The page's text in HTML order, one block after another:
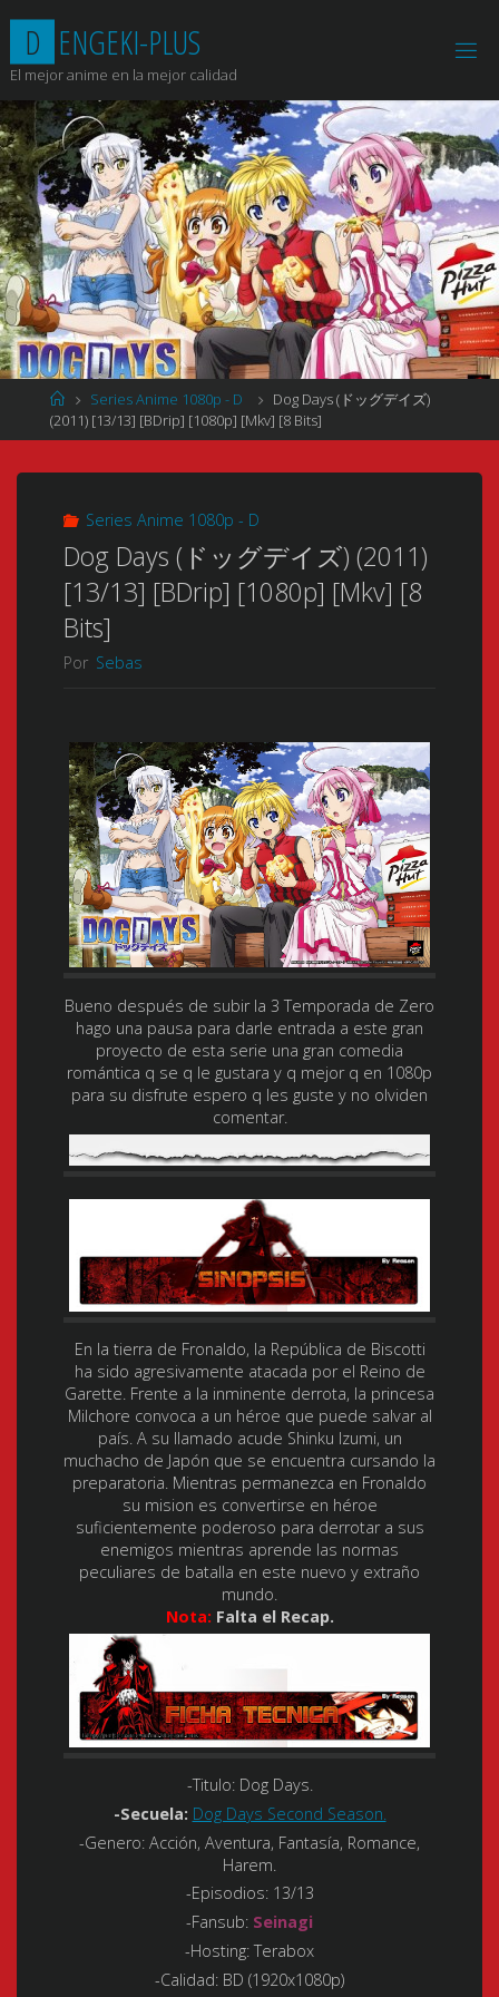
contenido
D ENGEKI-PLUS
El mejor anime en la mejor calidad
Página
de
Inicio
Series Anime 1080p - D
Dog Days (ドッグデイズ)
(2011) [13/13] [BDrip] [1080p] [Mkv] [8 Bits]
Series Anime 1080p - D
Dog Days (ドッグデイズ) (2011)
[13/13] [BDrip] [1080p] [Mkv] [8
Bits]
Por Sebas
Bueno después de subir la 3 Temporada de Zero
hago una pausa para darle entrada a este gran
proyecto de esta serie una gran comedia
romántica q se q le gustara y q mejor q en 1080p
para su disfrute espero q les guste y no olviden
comentar.
En la tierra de Fronaldo, la República de Biscotti
ha sido agresivamente atacada por el Reino de
Garette. Frente a la inminente derrota, la princesa
Milchore convoca a un héroe que puede salvar al
país. A su llamado acude Shinku Izumi, un
muchacho de Japón que se encuentra cursando la
preparatoria. Mientras permanezca en Fronaldo
su mision es convertirse en héroe
suficientemente poderoso para derrotar a sus
enemigos mientras aprende las normas
peculiares de batalla en este nuevo y extraño
mundo.
Nota: Falta el Recap.
-Titulo: Dog Days.
-Secuela: Dog Days Second Season.
-Genero: Acción, Aventura, Fantasía, Romance,
Harem.
-Episodios: 13/13
-Fansub: Seinagi
-Hosting:Terabox
-Calidad: BD (1920x1080p)